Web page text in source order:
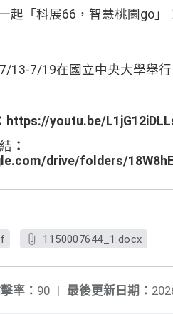
起「科展66 ，智慧桃園 go 」
7/13-7/19在國立中央大學舉
https://youtu.be/
：
drive/folders/
1150007644_1.docx
最後更新日期：
率： 90 |